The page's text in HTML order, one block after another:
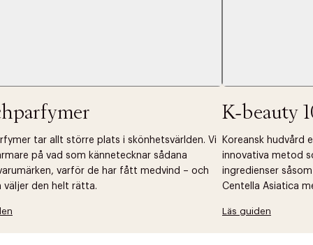
tar allt större plats i skönhetsvärlden. Vi
på vad som kännetecknar sådana
varför de har fått medvind – och
väljer den helt rätta.
K-beauty
Koreansk hudvård
innovativa metod
ingredienser
Centella Asiatica
Läs guiden
ditt första köp som medlem